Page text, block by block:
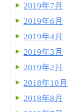
2019年7月
2019年6月
2019年4月
2019年3月
2019年2月
2018年10月
2018年8月